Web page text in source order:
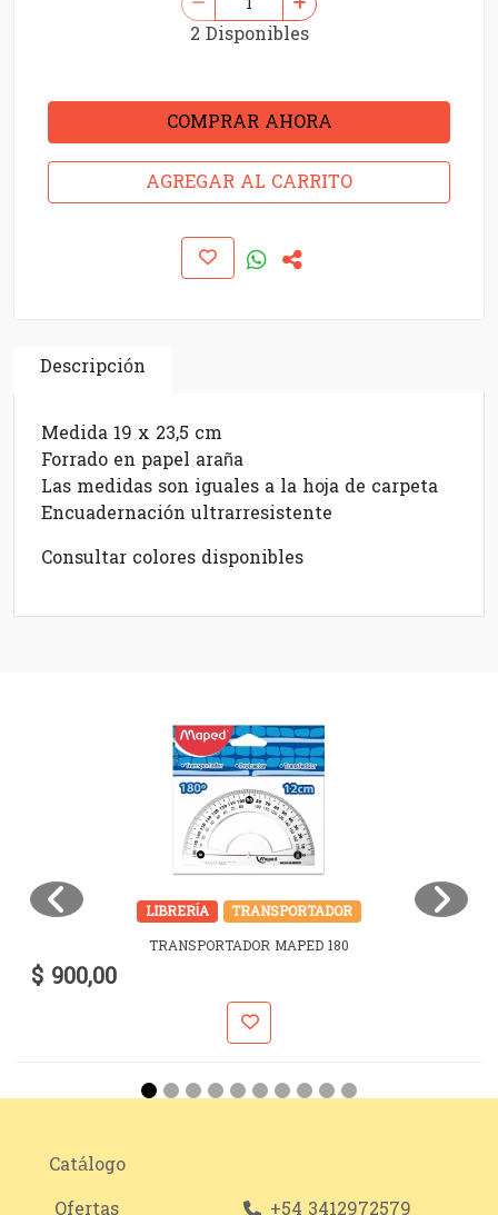
2 Disponibles
COMPRAR AHORA
AGREGAR AL CARRITO
Descripción
Medida 19 x 23,5 cm
Forrado en papel araña
Las medidas son iguales a la hoja de carpeta
Encuadernación ultrarresistente
Consultar colores disponibles
LIBRERÍA
TRANSPORTADOR
TRANSPORTADOR MAPED 180
$ 900,00
Catálogo